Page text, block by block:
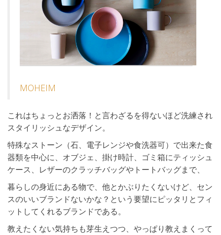
MOHEIM
これはちょっとお洒落！と言わざるを得ないほど洗練され
スタイリッシュなデザイン。
特殊なストーン（石、電子レンジや食洗器可）で出来た食
器類を中心に、オブジェ、掛け時計、ゴミ箱にティッシュ
ケース、レザーのクラッチバッグやトートバッグまで、
暮らしの身近にある物で、他とかぶりたくないけど、セン
スのいいブランドないかな？という要望にピッタリとフィ
ットしてくれるブランドである。
教えたくない気持ちも芽生えつつ、やっぱり教えまくって